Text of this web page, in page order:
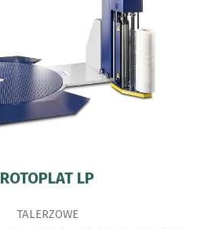
ROTOPLAT LP
TALERZOWE